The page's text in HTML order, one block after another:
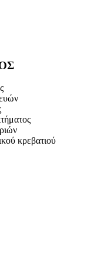
κρεβατιού